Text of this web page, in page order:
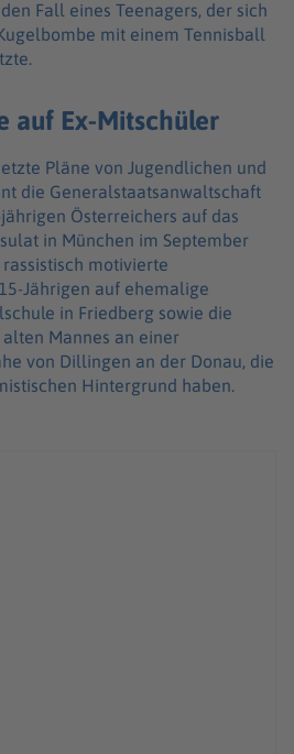
Fall eines Teenagers, der sich
mit einem Tennisball
auf Ex-Mitschüler
Pläne von Jugendlichen und
die Generalstaatsanwaltschaft
Österreichers auf das
in München im September
motivierte
Jährigen auf ehemalige
in Friedberg sowie die
alten Mannes an einer
von Dillingen an der Donau, die
Hintergrund haben.